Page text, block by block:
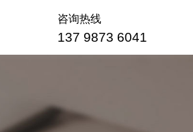
咨询热线
137 9873 6041